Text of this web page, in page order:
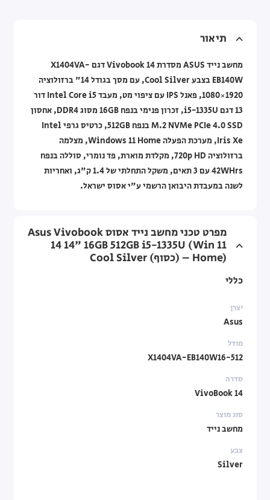
תיאור
מחשב נייד ASUS מסדרת Vivobook 14 דגם X1404VA-
EB140W בצבע Cool Silver, עם מסך בגודל 14" ברזולוציה
1920×1080, פאנל IPS עם ציפוי מט, מעבד Intel Core i5 דור
13 דגם i5-1335U, זכרון פנימי בנפח 16GB מסוג DDR4, אחסון
M.2 NVMe PCIe 4.0 SSD בנפח 512GB, כרטיס גרפי Intel
Iris Xe, מערכת הפעלה Windows 11 Home, מצלמה
ברזולוציה 720p HD, מקלדת מוארת, פד נומרי, סוללה בנפח
42WHrs עם 3 תאים, משקל התחלתי של 1.4 ק"ג, ואחריות
לשנה במעבדת היבואן הרשמי ע"י אסוס ישראל.
מפרט טכני מחשב נייד אסוס Asus Vivobook
14 14" 16GB 512GB i5-1335U (Win 11
Home) – (כסוף) Cool Silver
כללי
יצרן
Asus
מודל
X1404VA-EB140W16-512
סדרה
VivoBook 14
סוג מוצר
מחשב נייד
צבע
Silver